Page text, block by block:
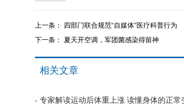
上一条： 四部门联合规范“自媒体”医疗科普行为
下一条： 夏天开空调，军团菌感染得留神
相关文章
专家解读运动后体重上涨 读懂身体的正常